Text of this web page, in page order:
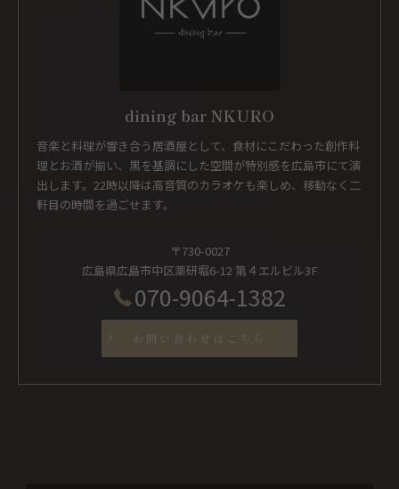
dining bar NKURO
音楽と料理が響き合う居酒屋として、食材にこだわった創作料
理とお酒が揃い、黒を基調にした空間が特別感を広島市にて演
出します。22時以降は高音質のカラオケも楽しめ、移動なく二
軒目の時間を過ごせます。
〒730-0027
広島県広島市中区薬研堀6-12 第４エルビル3F
070-9064-1382
お問い合わせはこちら